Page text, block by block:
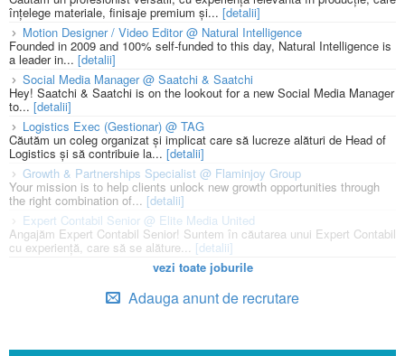
înțelege materiale, finisaje premium și... [detalii]
Motion Designer / Video Editor @ Natural Intelligence
Founded in 2009 and 100% self-funded to this day, Natural Intelligence is
a leader in... [detalii]
Social Media Manager @ Saatchi & Saatchi
Hey! Saatchi & Saatchi is on the lookout for a new Social Media Manager
to... [detalii]
Logistics Exec (Gestionar) @ TAG
Căutăm un coleg organizat și implicat care să lucreze alături de Head of
Logistics și să contribuie la... [detalii]
Growth & Partnerships Specialist @ Flaminjoy Group
Your mission is to help clients unlock new growth opportunities through
the right combination of... [detalii]
Expert Contabil Senior @ Elite Media United
Angajăm Expert Contabil Senior! Suntem în căutarea unui Expert Contabil
cu experiență, care să se alăture... [detalii]
vezi toate joburile
Adauga anunt de recrutare